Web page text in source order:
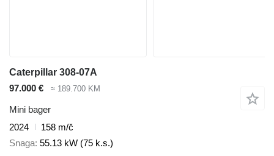
Caterpillar 308-07A
97.000 €
≈ 189.700 KM
Mini bager
2024
158 m/č
Snaga 55.13 kW (75 k.s.)